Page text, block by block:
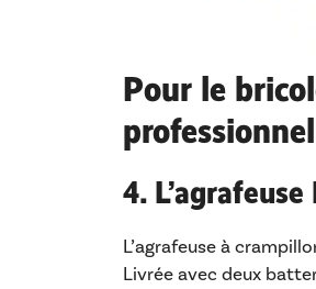
Pour le
4.
L’agrafeuse à
Livrée avec deux